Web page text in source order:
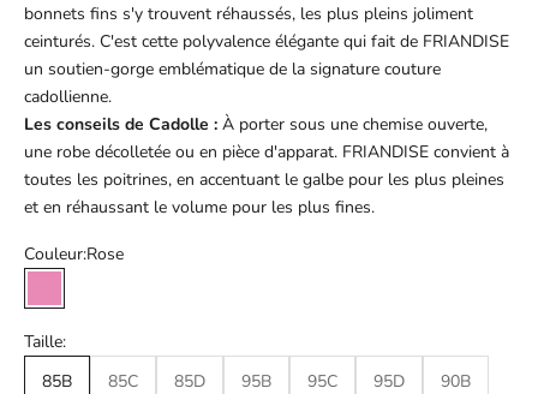
bonnets fins s'y trouvent réhaussés, les plus pleins joliment
ceinturés. C'est cette polyvalence élégante qui fait de FRIANDISE
un soutien-gorge emblématique de la signature couture
cadollienne.
Les conseils de Cadolle : À porter sous une chemise ouverte,
une robe décolletée ou en pièce d'apparat. FRIANDISE convient à
toutes les poitrines, en accentuant le galbe pour les plus pleines
et en réhaussant le volume pour les plus fines.
Couleur:Rose
Rose
Taille:
85B
85C 85D 95B 95C 95D 90B